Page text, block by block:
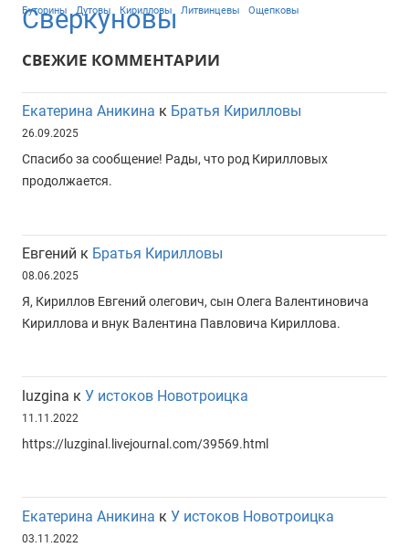
Буторины Дутовы Кирилловы Литвинцевы Ощепковы
Сверкуновы
СВЕЖИЕ КОММЕНТАРИИ
Екатерина Аникина к Братья Кирилловы
26.09.2025
Спасибо за сообщение! Рады, что род Кирилловых
продолжается.
Евгений к Братья Кирилловы
08.06.2025
Я, Кириллов Евгений олегович, сын Олега Валентиновича
Кириллова и внук Валентина Павловича Кириллова.
luzgina к У истоков Новотроицка
11.11.2022
https://luzginal.livejournal.com/39569.html
Екатерина Аникина к У истоков Новотроицка
03.11.2022